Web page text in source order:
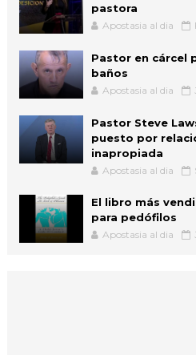
pastora
Apostasia al dia
Pastor en cárcel
baños
Apostasia al dia
Pastor Steve
puesto por
inapropiada
Apostasia al dia
El libro más
para pedófilos
Apostasia al dia